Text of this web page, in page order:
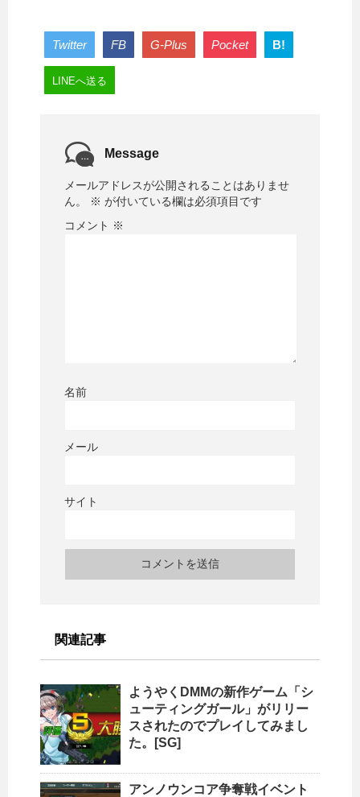
Twitter FB G-Plus Pocket B!
LINEへ送る
Message
メールアドレスが公開されることはありませ
ん。
※ が付いている欄は必須項目です
コメント ※
名前
メール
サイト
関連記事
ようやくDMMの新作ゲーム「シ
ューティングガール」がリリー
スされたのでプレイしてみまし
た。[SG]
アンノウンコア争奪戦イベント